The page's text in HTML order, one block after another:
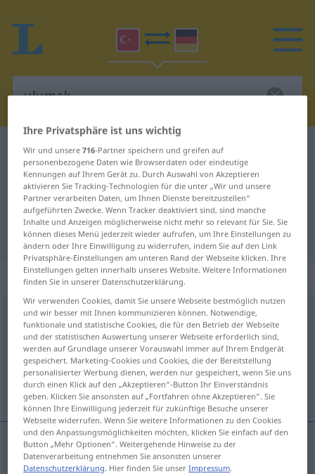
Türkisch-Deutsch Wörterbuch ulumak
Türkisch-Deutsch Übersetzung für
"ulumak"
"ulumak" Deutsch Übersetzung
„ulumak“
ulumak
Übersicht aller Übersetzungen
(Für mehr Details die Übersetzung anklicken/antippen)
heulen, laut schluchzen
heulen ulumak
Ihre Privatsphäre ist uns wichtig
Wir und unsere716-Partner speichern und greifen auf
personenbezogene Daten wie Browserdaten oder eindeutige
Kennungen auf Ihrem Gerät zu. Durch Auswahl von Akzeptieren
aktivieren Sie Tracking-Technologien für die unter „Wir und unsere
Partner verarbeiten Daten, um Ihnen Dienste bereitzustellen“
aufgeführten Zwecke. Wenn Tracker deaktiviert sind, sind manche
Inhalte und Anzeigen möglicherweise nicht mehr so relevant für Sie. Sie
können dieses Menü jederzeit wieder aufrufen, um Ihre Einstellungen zu
ändern oder Ihre Einwilligung zu widerrufen, indem Sie auf den Link
Privatsphäre-Einstellungen am unteren Rand der Webseite klicken. Ihre
Einstellungen gelten innerhalb unseres Website. Weitere Informationen
finden Sie in unserer Datenschutzerklärung.
Wir verwenden Cookies, damit Sie unsere Webseite bestmöglich nutzen
und wir besser mit Ihnen kommunizieren können. Notwendige,
funktionale und statistische Cookies, die für den Betrieb der Webseite
und der statistischen Auswertung unserer Webseite erforderlich sind,
werden auf Grundlage unserer Vorauswahl immer auf Ihrem Endgerät
gespeichert. Marketing-Cookies und Cookies, die der Bereitstellung
personalisierter Werbung dienen, werden nur gespeichert, wenn Sie uns
durch einen Klick auf den „Akzeptieren“-Button Ihr Einverständnis
geben. Klicken Sie ansonsten auf „Fortfahren ohne Akzeptieren“. Sie
können Ihre Einwilligung jederzeit für zukünftige Besuche unserer
Webseite widerrufen. Wenn Sie weitere Informationen zu den Cookies
und den Anpassungsmöglichkeiten möchten, klicken Sie einfach auf den
Button „Mehr Optionen“. Weitergehende Hinweise zu der
Datenverarbeitung entnehmen Sie ansonsten unserer
Datenschutzerklärung. Hier finden Sie unserImpressum.